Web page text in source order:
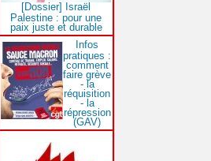
[Dossier] Israël
Palestine : pour une
paix juste et durable
Infos
pratiques :
comment
faire grève
- la
réquisition
- la
répression
(GAV)